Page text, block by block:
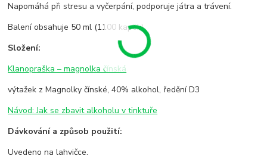
Napomáhá při stresu a vyčerpání, podporuje játra a trávení.
Balení obsahuje 50 ml (1100 kapek).
Složení:
Klanopraška – magnolka čínská
výtažek z Magnolky čínské, 40% alkohol, ředění D3
Návod: Jak se zbavit alkoholu v tinktuře
Dávkování a způsob použití:
Uvedeno na lahvičce.